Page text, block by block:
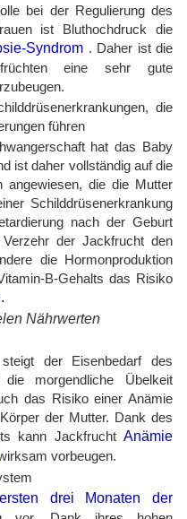
bei der Regulierung des
ist Bluthochdruck die
Syndrom . Daher ist die
eine sehr gute
die
führen
hat das Baby
ist daher vollständig auf die
angewiesen, die die Mutter
Schilddrüsenerkrankung
nach der Geburt
der Jackfrucht den
die Hormonproduktion
B-Gehalts das Risiko
Nährwerten
der Eisenbedarf des
morgendliche Übelkeit
das Risiko einer Anämie
der Mutter. Dank des
kann Jackfrucht Anämie
vorbeugen.
drei Monaten der